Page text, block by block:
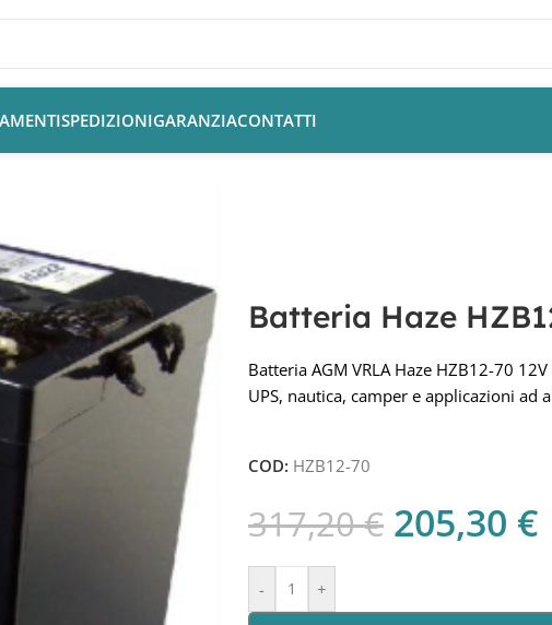
SPEDIZIONIGARANZIACONTATTI
Batteria Haze
Batteria AGM VRLA Haze HZB12-70
UPS, nautica, camper e applicazioni ad
COD: HZB12-70
317,20€ 205,30 €
- +